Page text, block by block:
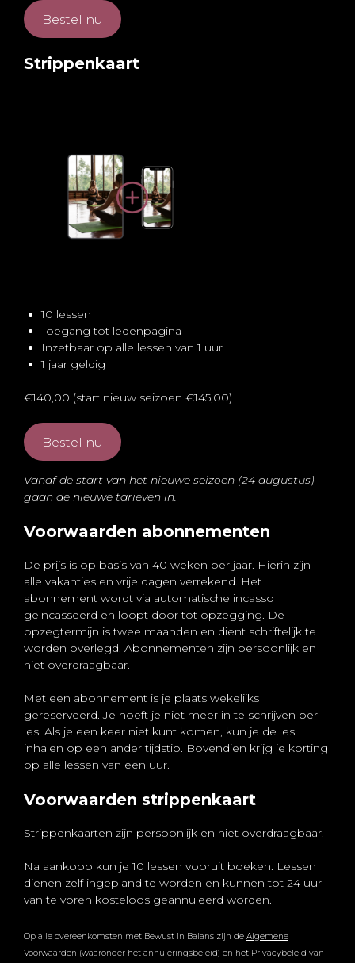
Bestel nu
Strippenkaart
10 lessen
Toegang tot ledenpagina
Inzetbaar op alle lessen van 1 uur
1 jaar geldig
€140,00 (start nieuw seizoen €145,00)
Bestel nu
Vanaf de start van het nieuwe seizoen (24 augustus)
gaan de nieuwe tarieven in.
Voorwaarden abonnementen
De prijs is op basis van 40 weken per jaar. Hierin zijn
alle vakanties en vrije dagen verrekend. Het
abonnement wordt via automatische incasso
geïncasseerd en loopt door tot opzegging. De
opzegtermijn is twee maanden en dient schriftelijk te
worden overlegd. Abonnementen zijn persoonlijk en
niet overdraagbaar.
Met een abonnement is je plaats wekelijks
gereserveerd. Je hoeft je niet meer in te schrijven per
les. Als je een keer niet kunt komen, kun je de les
inhalen op een ander tijdstip. Bovendien krijg je korting
op alle lessen van een uur.
Voorwaarden strippenkaart
Strippenkaarten zijn persoonlijk en niet overdraagbaar.
Na aankoop kun je 10 lessen vooruit boeken. Lessen
dienen zelf ingepland te worden en kunnen tot 24 uur
van te voren kosteloos geannuleerd worden.
Op alle overeenkomsten met Bewust in Balans zijn de Algemene
Voorwaarden (waaronder het annuleringsbeleid) en het Privacybeleid van